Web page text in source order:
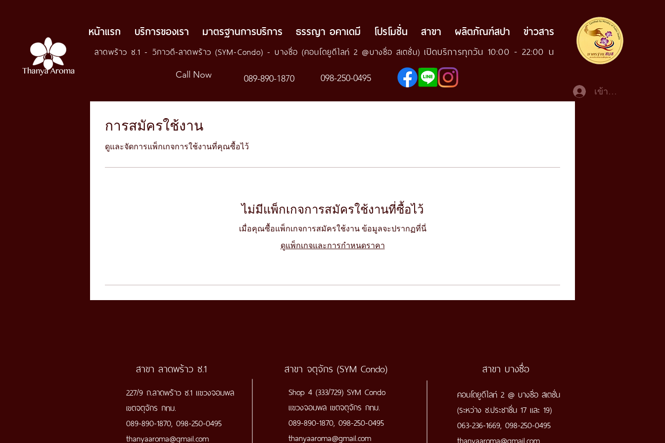
หน้าแรก บริการของเรา มาตรฐานการบริการ ธรรญา อคาเดมี โปรโมชั่น สาขา ผลิตภัณฑ์สปา ข่าวสาร
ลาดพร้าว ซ.1 - วิภาวดี-ลาดพร้าว (SYM-Condo) - บางซื่อ (คอนโดยูดีไลท์ 2 @บางซื่อ สเตชั่น) เปิดบริการทุกวัน 10:00 - 22:00 น
Call Now 089-890-1870
098-250-0495
เข้าสู่ระบบ
การสมัครใช้งาน
ดูและจัดการแพ็กเกจการใช้งานที่คุณซื้อไว้
ไม่มีแพ็กเกจการสมัครใช้งานที่ซื้อไว้
เมื่อคุณซื้อแพ็กเกจการสมัครใช้งาน ข้อมูลจะปรากฏที่นี่
ดูแพ็กเกจและการกำหนดราคา
สาขา ลาดพร้าว ซ.1 สาขา จตุจักร (SYM Condo) สาขา บางซื่อ
227/9 ถ.ลาดพร้าว ซ.1 แขวงจอมพล
เขตจตุจักร กทม.
089-890-1870, 098-250-0495
thanyaaroma@gmail.com
Shop 4 (333/729) SYM Condo
แขวงจอมพล เขตจตุจักร กทม.
089-890-1870, 098-250-0495
thanyaaroma@gmail.com
คอนโดยูดีไลท์ 2 @ บางซื่อ สเตชั่น
(ระหว่าง ซ.ประชาชื่น 17 และ 19)
063-236-1669, 098-250-0495
thanyaaroma@gmail.com